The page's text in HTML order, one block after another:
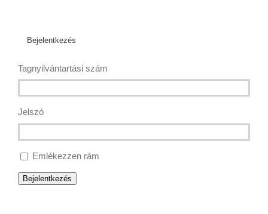
Bejelentkezés
Tagnyilvántartási szám
Jelszó
Emlékezzen rám
Bejelentkezés